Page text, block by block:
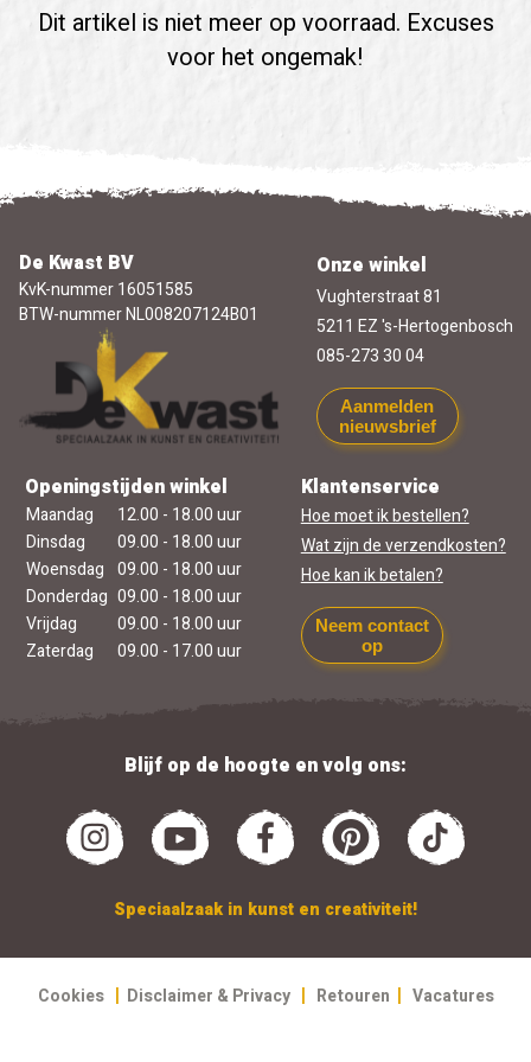
Dit artikel is niet meer op voorraad. Excuses
voor het ongemak!
De Kwast BV
KvK-nummer 16051585
BTW-nummer NL008207124B01
Onze winkel
Vughterstraat 81
5211 EZ 's-Hertogenbosch
085-273 30 04
Aanmelden
nieuwsbrief
Openingstijden winkel
Maandag
12.00 - 18.00 uur
Dinsdag
09.00 - 18.00 uur
Woensdag 09.00 - 18.00 uur
Donderdag 09.00 - 18.00 uur
Vrijdag
09.00 - 18.00 uur
Zaterdag
09.00 - 17.00 uur
Klantenservice
Hoe moet ik bestellen?
Wat zijn de verzendkosten?
Hoe kan ik betalen?
Neem contact
op
Blijf op de hoogte en volg ons:
Speciaalzaak in kunst en creativiteit!
Cookies | Disclaimer & Privacy | Retouren | Vacatures